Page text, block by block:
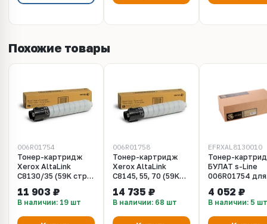
Похожие товары
006R01754
Тонер-картридж
Xerox AltaLink
C8130/35 (59K стр.),
11 903 ₽
В наличии: 19 шт
006R01758
Тонер-картридж
Xerox AltaLink
C8145, 55, 70 (59K
14 735 ₽
В наличии: 68 шт
EFRXAL8130010
Тонер-
БУЛАТ s-Line
006R01754 для
C8130 (Чёрный,
59000 стр.),
совместимый
4 052 ₽
В наличии: 5 шт